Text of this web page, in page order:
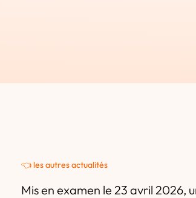
👈 les autres actualités
Mis en examen le 23 avril 2026,